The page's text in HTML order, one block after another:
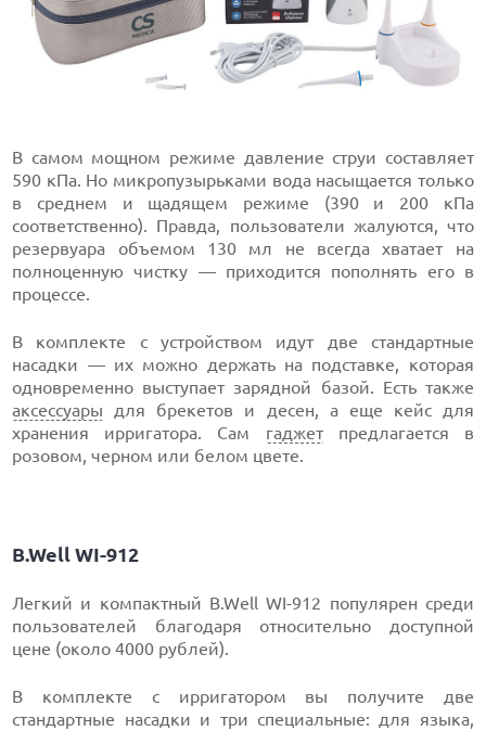
В самом мощном режиме давление струи составляет
590 кПа. Но микропузырьками вода насыщается только
в среднем и щадящем режиме (390 и 200 кПа
соответственно). Правда, пользователи жалуются, что
резервуара объемом 130 мл не всегда хватает на
полноценную чистку — приходится пополнять его в
процессе.
В комплекте с устройством идут две стандартные
насадки — их можно держать на подставке, которая
одновременно выступает зарядной базой. Есть также
аксессуары для брекетов и десен, а еще кейс для
хранения ирригатора. Сам гаджетпредлагается в
розовом, черном или белом цвете.
B.Well WI-912
Легкий и компактный B.Well WI-912 популярен среди
пользователей благодаря относительно доступной
цене (около 4000 рублей).
В комплекте с ирригатором вы получите две
стандартные насадки и три специальные: для языка,